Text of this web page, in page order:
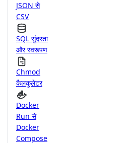
JSON से
CSV
SQL सुंदरता
और स्वरूपण
Chmod
कैलकुलेटर
Docker
Run से
Docker
Compose